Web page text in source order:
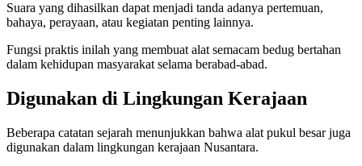
Suara yang dihasilkan dapat menjadi tanda adanya pertemuan,
bahaya, perayaan, atau kegiatan penting lainnya.
Fungsi praktis inilah yang membuat alat semacam bedug bertahan
dalam kehidupan masyarakat selama berabad-abad.
Digunakan di Lingkungan Kerajaan
Beberapa catatan sejarah menunjukkan bahwa alat pukul besar juga
digunakan dalam lingkungan kerajaan Nusantara.